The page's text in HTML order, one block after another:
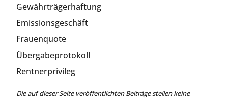
Gewährträgerhaftung
Emissionsgeschäft
Frauenquote
Übergabeprotokoll
Rentnerprivileg
Die auf dieser Seite veröffentlichten Beiträge stellen keine